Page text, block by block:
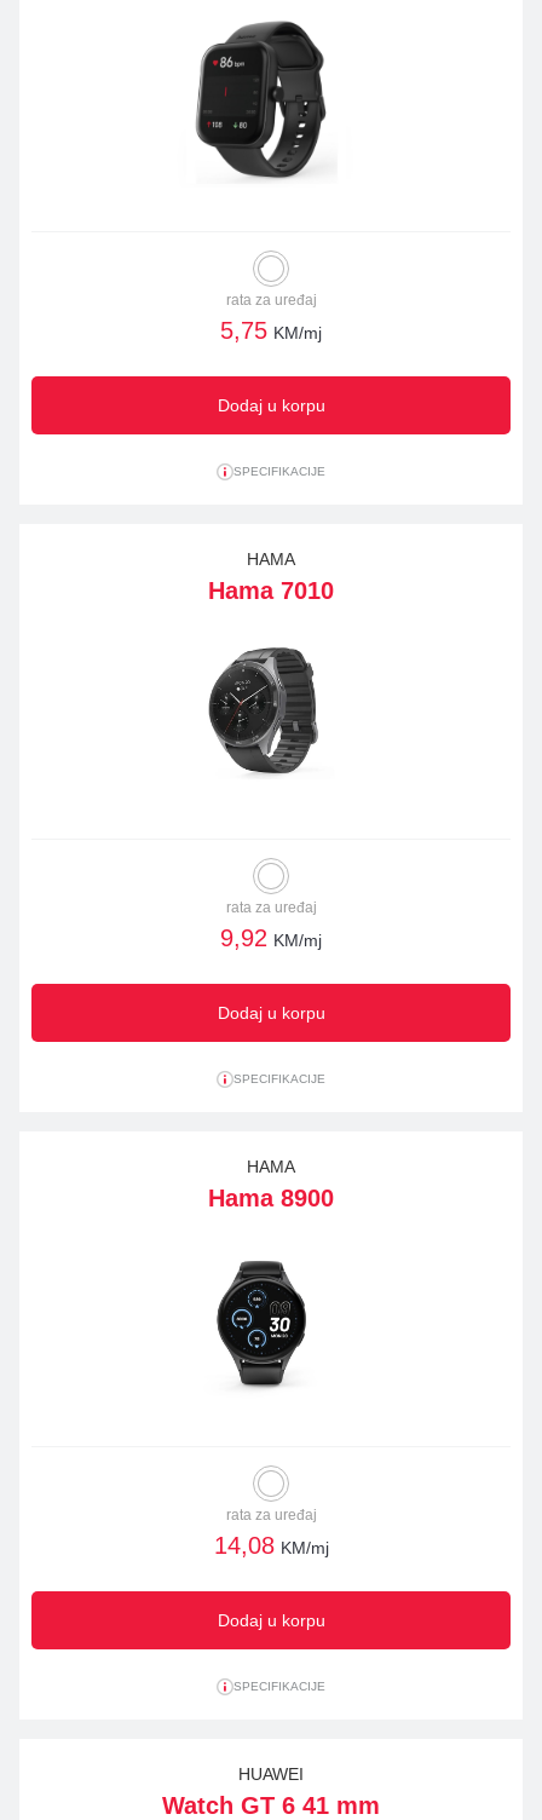
rata za uređaj
5,75 KM/mj
Dodaj u korpu
SPECIFIKACIJE
HAMA
Hama 7010
rata za uređaj
9,92 KM/mj
Dodaj u korpu
SPECIFIKACIJE
HAMA
Hama 8900
rata za uređaj
14,08 KM/mj
Dodaj u korpu
SPECIFIKACIJE
HUAWEI
Watch GT 6 41 mm